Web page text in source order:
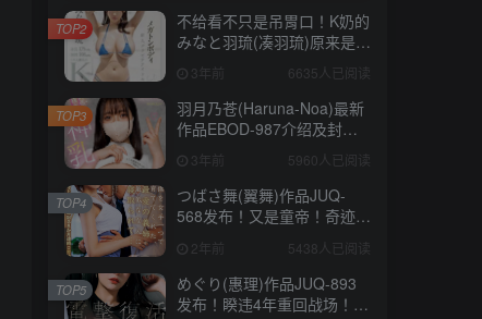
不给看不只是吊胃口！K奶的
みなと羽琉(凑羽琉)原来是无
牌】3年前 6635人已阅读
TOP2
羽月乃苍(Haruna-Noa)最新
作品EBOD-987介绍及封面
3年前 5960人已阅读
TOP3
つばさ舞(翼舞)作品JUQ-
568发布！又是童帝！奇迹的
狂！【EV棋牌】
2年前 5438人已阅读
TOP4
めぐり(惠理)作品JUQ-893
发布！睽违4年重回战场！她
TOP5